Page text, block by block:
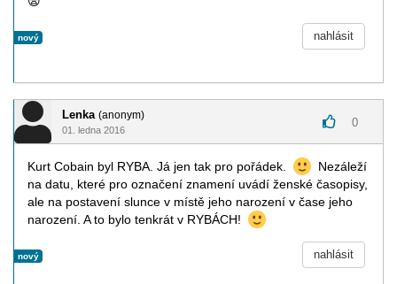
nový nahlásit
Lenka (anonym)
01. ledna 2016
0
Kurt Cobain byl RYBA. Já jen tak pro pořádek.
Nezáleží
na datu, které pro označení znamení uvádí ženské časopisy,
ale na postavení slunce v místě jeho narození v čase jeho
narození. A to bylo tenkrát v RYBÁCH!
nový nahlásit